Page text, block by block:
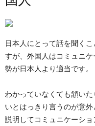
日本人にとって話を聞く
すが、外国人はコミュニ
勢が日本人より適当です。
わかっていなくても頷い
いとはっきり言うのが意
説明してコミュニケーシ